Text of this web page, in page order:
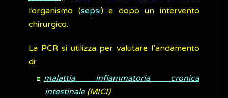
l’organismo (sepsi) e dopo un intervento
chirurgico.
La PCR si utilizza per valutare l’andamento
di:
malattia infiammatoria cronica
intestinale(MICI)